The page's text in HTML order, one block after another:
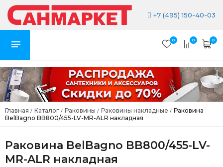
+7 (495) 150-40-03
0 0 0
Главная / Каталог / Раковины / Раковины накладные / Раковина
BelBagno BB800/455-LV-MR-ALR накладная
Раковина BelBagno BB800/455-LV-
MR-ALR накладная